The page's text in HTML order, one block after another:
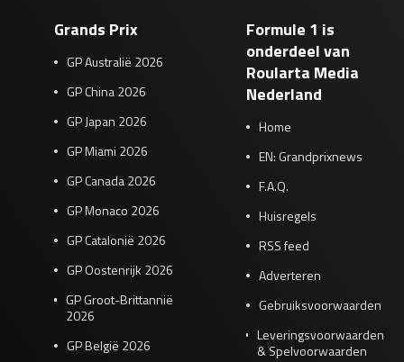
Grands Prix
GP Australië 2026
GP China 2026
GP Japan 2026
GP Miami 2026
GP Canada 2026
GP Monaco 2026
GP Catalonië 2026
GP Oostenrijk 2026
GP Groot-Brittannië
2026
GP België 2026
Formule 1 is
onderdeel van
Roularta Media
Nederland
Home
EN: Grandprixnews
F.A.Q.
Huisregels
RSS feed
Adverteren
Gebruiksvoorwaarden
Leveringsvoorwaarden
& Spelvoorwaarden